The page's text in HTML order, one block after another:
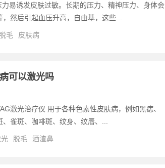
易诱发皮肤过敏。长期的压力、精神压力、身体会
然后引起血压升高，自由基，这些...
脱毛 皮肤病
可以激光吗
激光治疗仪 用于各种色素性皮肤病，例如黑痣、
雀斑、咖啡斑、纹身、纹唇、...
脱毛 酒渣鼻